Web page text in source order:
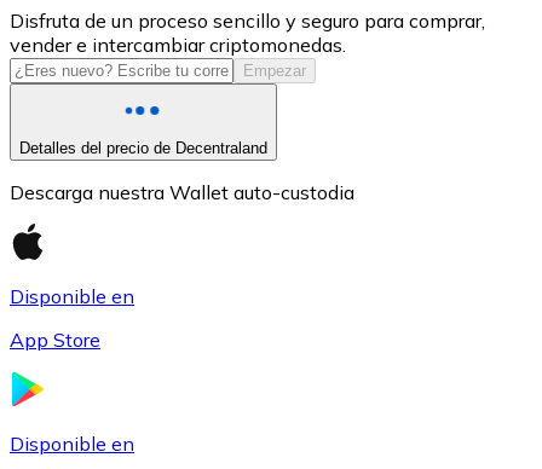
USD Coin
USDC
Disfruta de un proceso sencillo y seguro para comprar,
vender e intercambiar criptomonedas.
Empezar
Detalles del precio de Decentraland
Descarga nuestra Wallet auto-custodia
Disponible en
App Store
Disponible en